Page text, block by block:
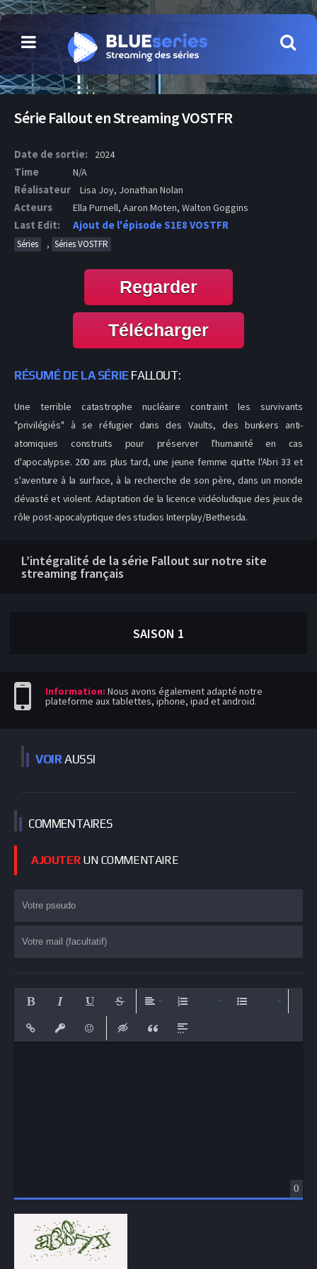
Série Fallout en Streaming VOSTFR
Date de sortie: 2024
Time N/A
Réalisateur Lisa Joy, Jonathan Nolan
Acteurs Ella Purnell, Aaron Moten, Walton Goggins
Last Edit: Ajout de l'épisode S1E8 VOSTFR
Séries , Séries VOSTFR
Regarder
Télécharger
RÉSUMÉ DE LA SÉRIEFALLOUT:
Une terrible catastrophe nucléaire contraint les survivants
"privilégiés" à se réfugier dans des Vaults, des bunkers anti-
atomiques construits pour préserver l'humanité en cas
d'apocalypse. 200 ans plus tard, une jeune femme quitte l'Abri 33 et
s'aventure à la surface, à la recherche de son père, dans un monde
dévasté et violent. Adaptation de la licence vidéoludique des jeux de
rôle post-apocalyptique des studios Interplay/Bethesda.
L’intégralité de la série Fallout sur notre site
streaming français
SAISON 1
Information: Nous avons également adapté notre
plateforme aux tablettes, iphone, ipad et android.
VOIR AUSSI
COMMENTAIRES
AJOUTERUN COMMENTAIRE
Underline
0